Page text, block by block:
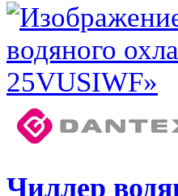
Чиллер